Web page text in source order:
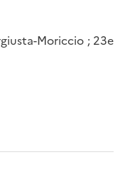
Moriccio ; 23e